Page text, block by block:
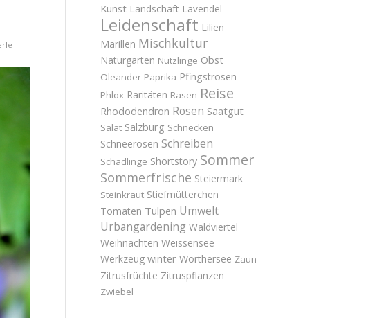
Kunst Landschaft Lavendel
Leidenschaft Lilien
Marillen Mischkultur
Naturgarten Nützlinge Obst
Oleander Paprika Pfingstrosen
Phlox Raritäten Rasen Reise
Rhododendron Rosen Saatgut
Salat Salzburg Schnecken
Schneerosen Schreiben
Schädlinge Shortstory Sommer
Sommerfrische Steiermark
Steinkraut Stiefmütterchen
Tomaten Tulpen Umwelt
Urbangardening Waldviertel
Weihnachten Weissensee
Werkzeug winter Wörthersee Zaun
Zitrusfrüchte Zitruspflanzen
Zwiebel